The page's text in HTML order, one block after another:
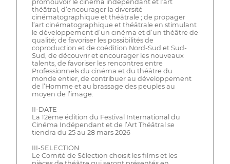
promouvoir le cinéma indépendant et l’art
théâtral, d’encourager la diversité
cinématographique et théâtrale ; de propager
l’art cinématographique et théâtrale en stimulant
le développement d’un cinéma et d’un théâtre de
qualité; de favoriser les possibilités de
coproduction et de coédition Nord-Sud et Sud-
Sud, de découvrir et encourager les nouveaux
talents, de favoriser les rencontres entre
Professionnels du cinéma et du théâtre du
monde entier, de contribuer au développement
de l’Homme et au brassage des peuples au
moyen de l’image.
II-DATE
La 12ème édition du Festival International du
Cinéma Indépendant et de l’Art Théâtral se
tiendra du 25 au 28 mars 2026
III-SELECTION
Le Comité de Sélection choisit les films et les